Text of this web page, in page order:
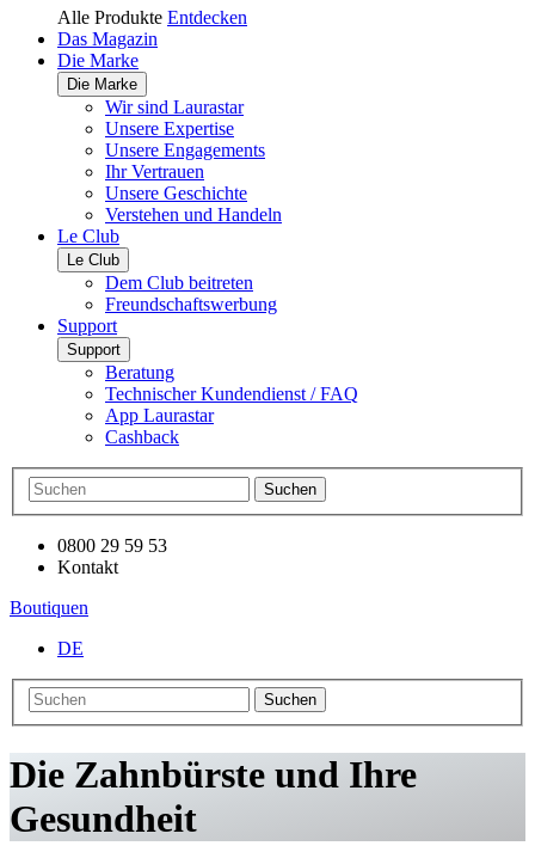
Alle Produkte Entdecken
Das Magazin
Die Marke
Die Marke
Wir sind Laurastar
Unsere Expertise
Unsere Engagements
Ihr Vertrauen
Unsere Geschichte
Verstehen und Handeln
Le Club
Le Club
Dem Club beitreten
Freundschaftswerbung
Support
Support
Beratung
Technischer Kundendienst / FAQ
App Laurastar
Cashback
Suchen
0800 29 59 53
Kontakt
Boutiquen
DE
Suchen
Die Zahnbürste und Ihre
Gesundheit